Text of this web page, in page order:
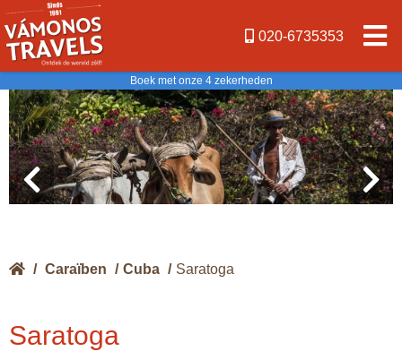
020-6735353
Boek met onze 4 zekerheden
/ Caraïben / Cuba / Saratoga
Saratoga